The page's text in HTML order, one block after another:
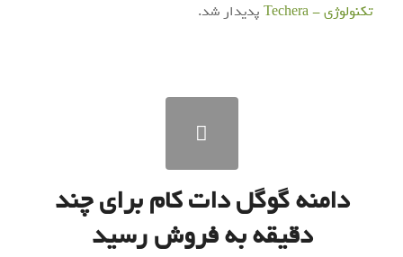
تکنولوژی - Techera
پدیدار شد.
دامنه گوگل دات کام برای چند
دقیقه به فروش رسید